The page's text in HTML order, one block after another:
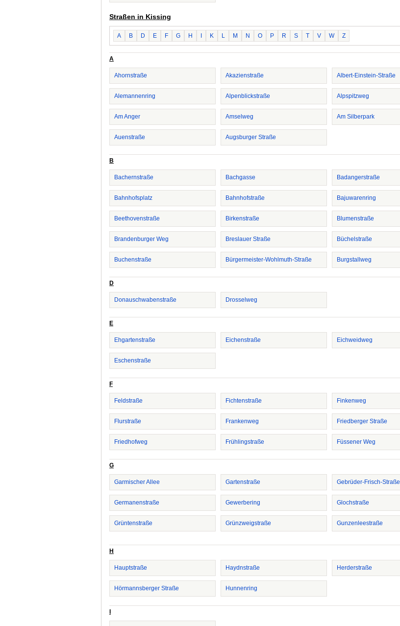
Straßen in Kissing
A B D E F G H K L M N O P R S T V W Z
A
Ahornstraße Akazienstraße Albert-Einstein-Straße
Alemannenring Alpenblickstraße Alpspitzweg
Am Anger Amselweg Am Silberpark
Auenstraße Augsburger Straße
B
Bachernstraße Bachgasse Badangerstraße
Bahnhofsplatz Bahnhofstraße Bajuwarenring
Beethovenstraße Birkenstraße Blumenstraße
Brandenburger Weg Breslauer Straße Büchelstraße
Buchenstraße Bürgermeister-Wohlmuth-Straße Burgstallweg
D
Donauschwabenstraße Drosselweg
E
Ehgartenstraße Eichenstraße Eichweidweg
Eschenstraße
F
Feldstraße Fichtenstraße Finkenweg
Flurstraße Frankenweg Friedberger Straße
Friedhofweg Frühlingstraße Füssener Weg
G
Garmischer Allee Gartenstraße Gebrüder-Frisch-Straße
Germanenstraße Gewerbering Glochstraße
Grüntenstraße Grünzweigstraße Gunzenleestraße
H
Hauptstraße Haydnstraße Herderstraße
Hörmannsberger Straße Hunnenring